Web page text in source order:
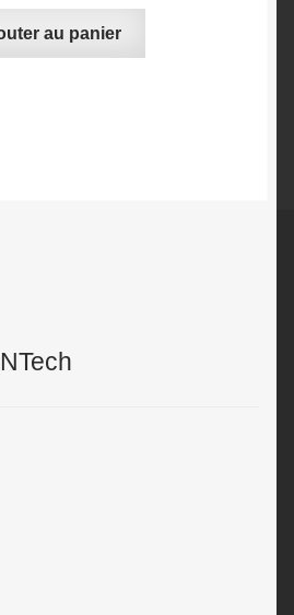
au panier